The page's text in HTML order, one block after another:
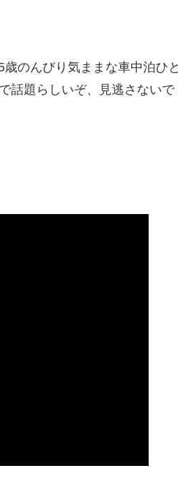
のんびり気ままな車中泊ひ
話題らしいぞ、見逃さないで